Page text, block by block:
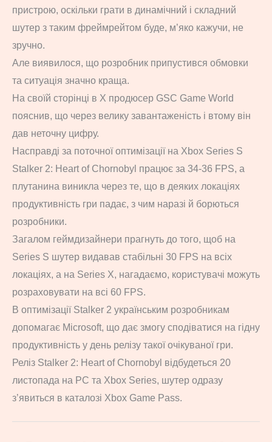
пристрою, оскільки грати в динамічний і складний
шутер з таким фреймрейтом буде, м’яко кажучи, не
зручно.
Але виявилося, що розробник припустився обмовки
та ситуація значно краща.
На своїй сторінці в X продюсер GSC Game World
пояснив, що через велику завантаженість і втому він
дав неточну цифру.
Насправді за поточної оптимізації на Xbox Series S
Stalker 2: Heart of Chornobyl працює за 34-36 FPS, а
плутанина виникла через те, що в деяких локаціях
продуктивність гри падає, з чим наразі й борються
розробники.
Загалом геймдизайнери прагнуть до того, щоб на
Series S шутер видавав стабільні 30 FPS на всіх
локаціях, а на Series X, нагадаємо, користувачі можуть
розраховувати на всі 60 FPS.
В оптимізації Stalker 2 українським розробникам
допомагає Microsoft, що дає змогу сподіватися на гідну
продуктивність у день релізу такої очікуваної гри.
Реліз Stalker 2: Heart of Chornobyl відбудеться 20
листопада на PC та Xbox Series, шутер одразу
з’явиться в каталозі Xbox Game Pass.